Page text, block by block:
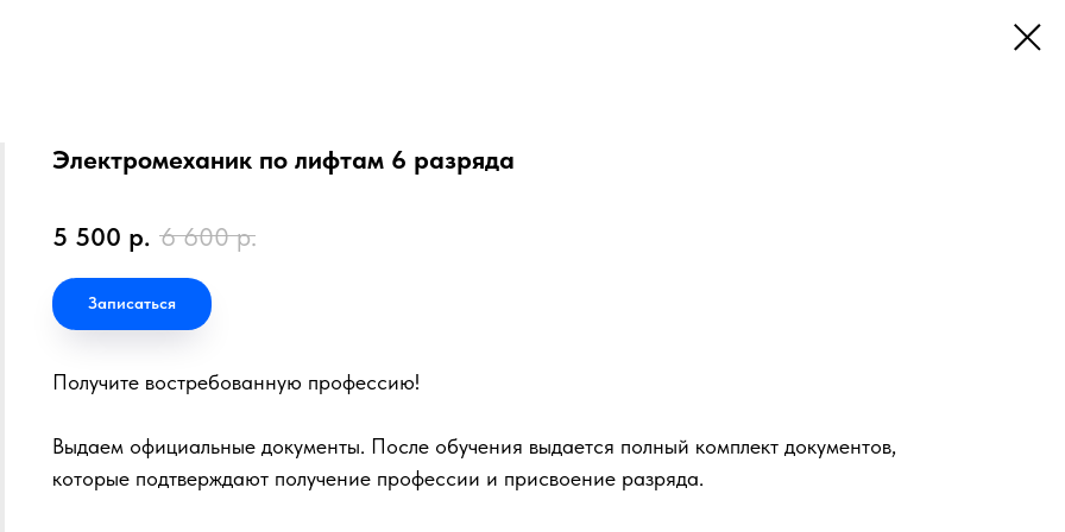
Электромеханик по лифтам 6 разряда
5 500 р. 6 600 р.
Записаться
Получите востребованную профессию!
Выдаем официальные документы. После обучения выдается полный комплект документов,
которые подтверждают получение профессии и присвоение разряда.